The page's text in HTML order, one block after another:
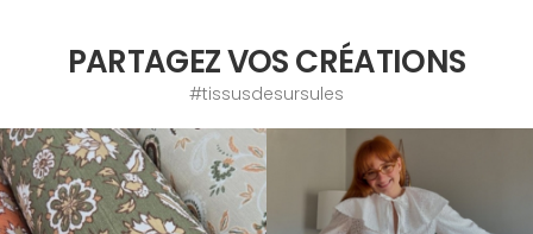
PARTAGEZ VOS CRÉATIONS
#tissusdesursules